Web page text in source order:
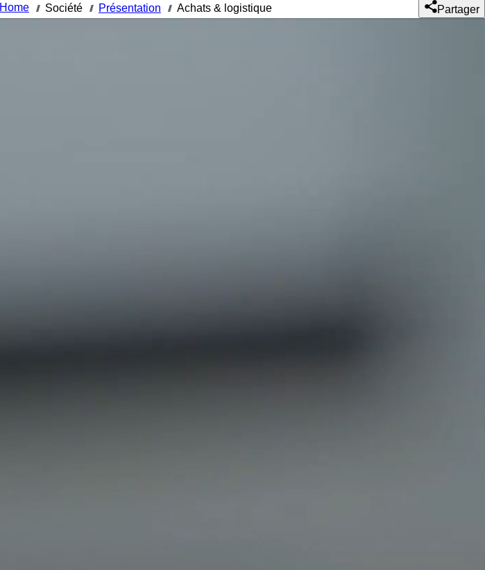
Home /// Société /// Présentation /// Achats & logistique Partager